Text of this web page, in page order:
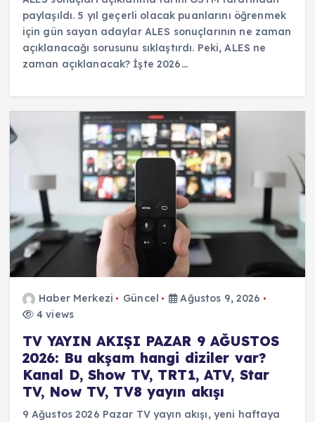
paylaşıldı. 5 yıl geçerli olacak puanlarını öğrenmek
için gün sayan adaylar ALES sonuçlarının ne zaman
açıklanacağı sorusunu sıklaştırdı. Peki, ALES ne
zaman açıklanacak? İşte 2026…
Haber Merkezi Güncel
Ağustos 9, 2026
4 views
TV YAYIN AKIŞI PAZAR 9 AĞUSTOS
2026: Bu akşam hangi diziler var?
Kanal D, Show TV, TRT1, ATV, Star
TV, Now TV, TV8 yayın akışı
9 Ağustos 2026 Pazar TV yayın akışı, yeni haftaya